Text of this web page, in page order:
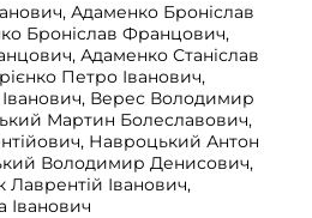
Адаменко Броніслав
Броніслав Францович,
Адаменко Станіслав
Петро Іванович,
Іванович, Верес Володимир
Мартин Болеславович,
Навроцький Антон
Володимир Денисович,
Лаврентій Іванович,
Іванович